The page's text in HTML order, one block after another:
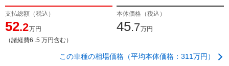
支払総額（税込）
52.2万円
（諸経費6 .5 万円含む）
本体価格（税込）
45.7万円
この車種の相場価格（平均本体価格：311万円）